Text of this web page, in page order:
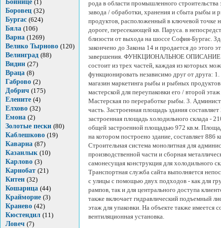
Бойнице (1)
Боровец (32)
Бургас (624)
Бяла (106)
Варна (1269)
Велико Тырново (120)
Велинград (88)
Видин (27)
Враца (8)
Габрово (2)
Добрич (175)
Елените (4)
Елхово (32)
Емона (2)
Золотые пески (80)
Каблешково (19)
Каварна (87)
Казанлык (10)
Карлово (3)
Карнобат (21)
Китен (32)
Кошарица (44)
Крайморие (3)
Кранево (42)
Кюстендил (11)
Ловеч (7)
рода в области промышленного строительства
завода / обработки, хранения и сбыта рыбы и
продуктов, расположенный в ключевой точке
дороге, пересекающей кв. Паруса. в
близости от выхода на шоссе София-Бургас.
закончено до Закона 14 и продается до этого
завершения. ФУНКЦИОНАЛЬНОЕ ОПИСАНИЕ.
состоит из трех частей, каждая из которых
функционировать независимо друг от друга:
магазин маркетинга рыбы и рыбных
мастерской для переупаковки его / второй
Мастерская по переработке рыбы. 3.
часть. Застроенная площадь здания
застроенная площадь холодильного склада -
общей застроенной площадью 972 кв.м.
на котором построено здание, составляет 886
Строительная система монолитная для
производственной части и сборная
самонесущая конструкция для холодильного
Транспортная служба сайта выполняется
с улицы с помощью двух подходов - как для
рампов, так и для центрального доступа
также включает гидравлический подъемный
этаж для упаковки. На объекте также имеется
вентиляционная установка.